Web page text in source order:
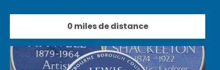
0 miles de distance